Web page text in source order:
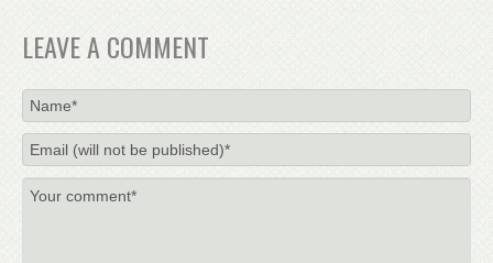
LEAVE A COMMENT